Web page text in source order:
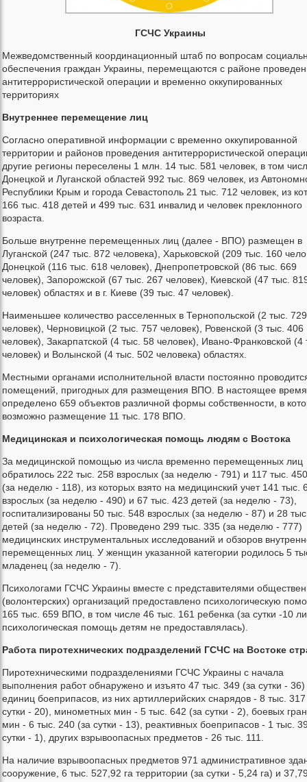
ГСЧС Украины
Межведомственный координационный штаб по вопросам
обеспечения граждан Украины, перемещаются с районе
антитеррористической операции и временно оккупированных
территориях
Внутреннее перемещение лиц
Согласно оперативной информации с временно оккупированной
территории и районов проведения антитеррористической
другие регионы переселены 1 млн. 14 тыс. 581 человек, в том
Донецкой и Луганской областей 992 тыс. 869 человек, из
Республики Крым и города Севастополь 21 тыс. 712 человек, из
166 тыс. 418 детей и 499 тыс. 631 инвалид и человек преклонного
возраста.
Больше внутренне перемещенных лиц (далее - ВПО) размещен в
Луганской (247 тыс. 872 человека), Харьковской (209 тыс. 160
Донецкой (116 тыс. 618 человек), Днепропетровской (86 тыс. 669
человек), Запорожской (67 тыс. 267 человек), Киевской (47 тыс.
человек) областях и в г. Киеве (39 тыс. 47 человек).
Наименьшее количество расселенных в Тернопольской (2 тыс. 729
человек), Черновицкой (2 тыс. 757 человек), Ровенской (3 тыс. 406
человек), Закарпатской (4 тыс. 58 человек), Ивано-Франковской (4
человек) и Волынской (4 тыс. 502 человека) областях.
Местными органами исполнительной власти постоянно
помещений, пригодных для размещения ВПО. В настоящее время
определено 659 объектов различной формы собственности, в
возможно размещение 11 тыс. 178 ВПО.
Медицинская и психологическая помощь людям с Востока
За медицинской помощью из числа временно перемещенных лиц
обратилось 222 тыс. 258 взрослых (за неделю - 791) и 117 тыс.
(за неделю - 118), из которых взято на медицинский учет 141 тыс.
взрослых (за неделю - 490) и 67 тыс. 423 детей (за неделю - 73),
госпитализированы 50 тыс. 548 взрослых (за неделю - 87) и 28
детей (за неделю - 72). Проведено 299 тыс. 335 (за неделю - 777)
медицинских инструментальных исследований и обзоров
перемещенных лиц. У женщин указанной категории родилось 5
младенец (за неделю - 7).
Психологами ГСЧС Украины вместе с представителями
(волонтерских) организаций предоставлено психологическую
165 тыс. 659 ВПО, в том числе 46 тыс. 161 ребенка (за сутки -10
психологическая помощь детям не предоставлялась).
Работа пиротехнических подразделений ГСЧС на Востоке
Пиротехническими подразделениями ГСЧС Украины с начала
выполнения работ обнаружено и изъято 47 тыс. 349 (за сутки - 36)
единиц боеприпасов, из них артиллерийских снарядов - 8 тыс. 317
сутки - 20), минометных мин - 5 тыс. 642 (за сутки - 2), боевых
мин - 6 тыс. 240 (за сутки - 13), реактивных боеприпасов - 1 тыс.
сутки - 1), других взрывоопасных предметов - 26 тыс. 111.
На наличие взрывоопасных предметов 971 административное
сооружение, 6 тыс. 527,92 га территории (за сутки - 5,24 га) и